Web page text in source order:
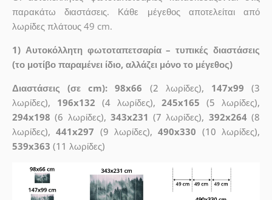
παρακάτω διαστάσεις. Κάθε μέγεθος αποτελείται από
λωρίδες πλάτους 49 cm.
1) Αυτοκόλλητη φωτοταπετσαρία – τυπικές διαστάσεις
(το μοτίβο παραμένει ίδιο, αλλάζει μόνο το μέγεθος)
Διαστάσεις (σε cm): 98x66 (2 λωρίδες), 147x99 (3
λωρίδες), 196x132 (4 λωρίδες),245x165 (5 λωρίδες),
294x198 (6 λωρίδες), 343x231 (7 λωρίδες), 392x264(8
λωρίδες),441x297 (9 λωρίδες),490x330 (10 λωρίδες),
539x363 (11 λωρίδες)